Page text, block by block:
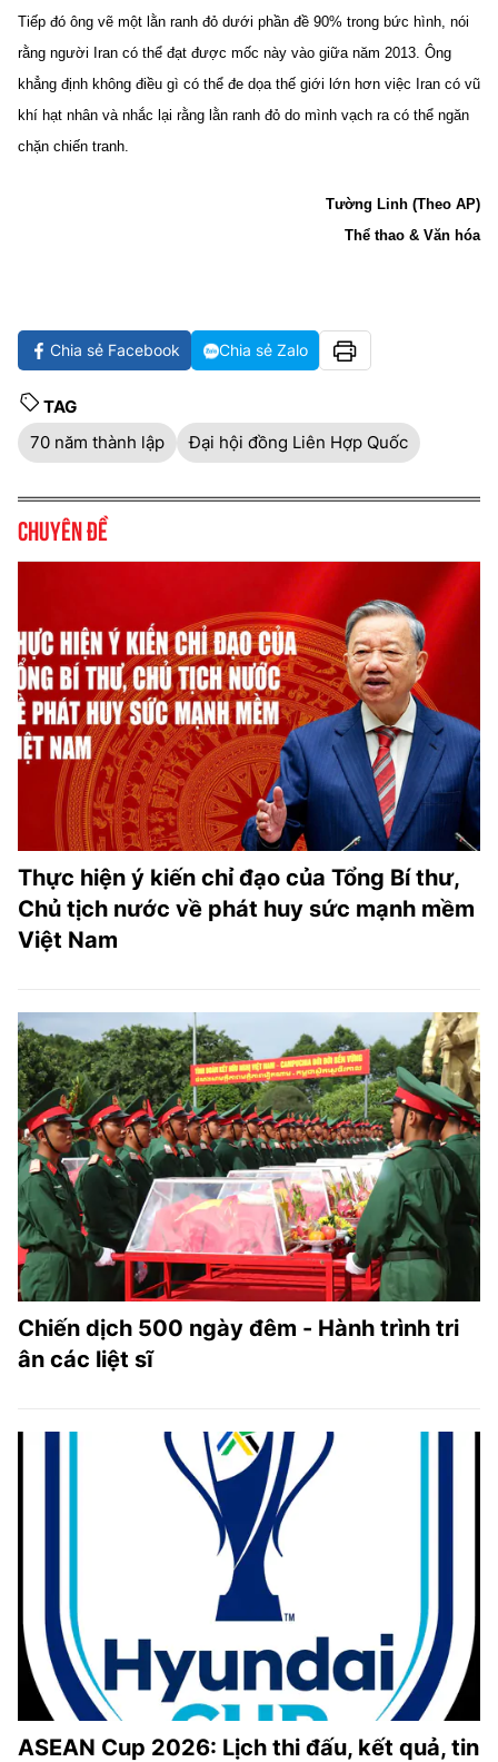
Tiếp đó ông vẽ một lằn ranh đỏ dưới phần đề 90% trong bức hình, nói
rằng người Iran có thể đạt được mốc này vào giữa năm 2013. Ông
khẳng định không điều gì có thể đe dọa thế giới lớn hơn việc Iran có vũ
khí hạt nhân và nhắc lại rằng lằn ranh đỏ do mình vạch ra có thể ngăn
chặn chiến tranh.
Tường Linh (Theo AP)
Thể thao & Văn hóa
Chia sẻ Facebook Chia sẻ Zalo
TAG
70 năm thành lập
Đại hội đồng Liên Hợp Quốc
Chuyên đề
Thực hiện ý kiến chỉ đạo của Tổng Bí thư,
Chủ tịch nước về phát huy sức mạnh mềm
Việt Nam
Chiến dịch 500 ngày đêm - Hành trình tri
ân các liệt sĩ
ASEAN Cup 2026: Lịch thi đấu, kết quả, tin